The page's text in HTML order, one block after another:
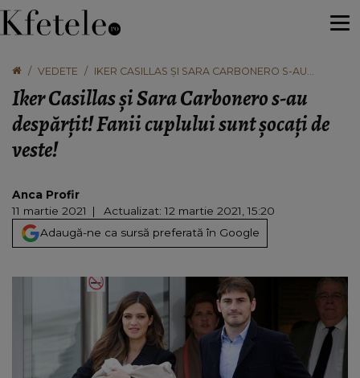
VEDETE
IKER CASILLAS ȘI SARA CARBONERO S-AU
VESTE!
Iker Casillas și Sara Carbonero s-au
despărțit! Fanii cuplului sunt șocați de
veste!
Anca Profir
11 martie 2021
Actualizat: 12 martie 2021, 15:20
Adaugă-ne ca sursă preferată în Google